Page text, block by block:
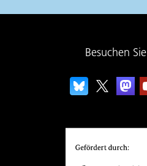
Besuchen